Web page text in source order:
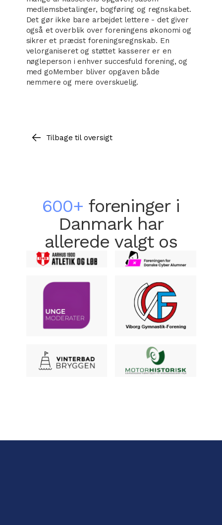
medlemsbetalinger, bogføring og regnskabet.
Det gør ikke bare arbejdet lettere - det giver
også et overblik over foreningens økonomi og
sikrer et præcist foreningsregnskab. En
velorganiseret og støttet kasserer er en
nøgleperson i enhver succesfuld forening, og
med goMember bliver opgaven både
nemmere og mere overskuelig.
Tilbage til oversigt
600+ foreninger i
Danmark har
allerede valgt os